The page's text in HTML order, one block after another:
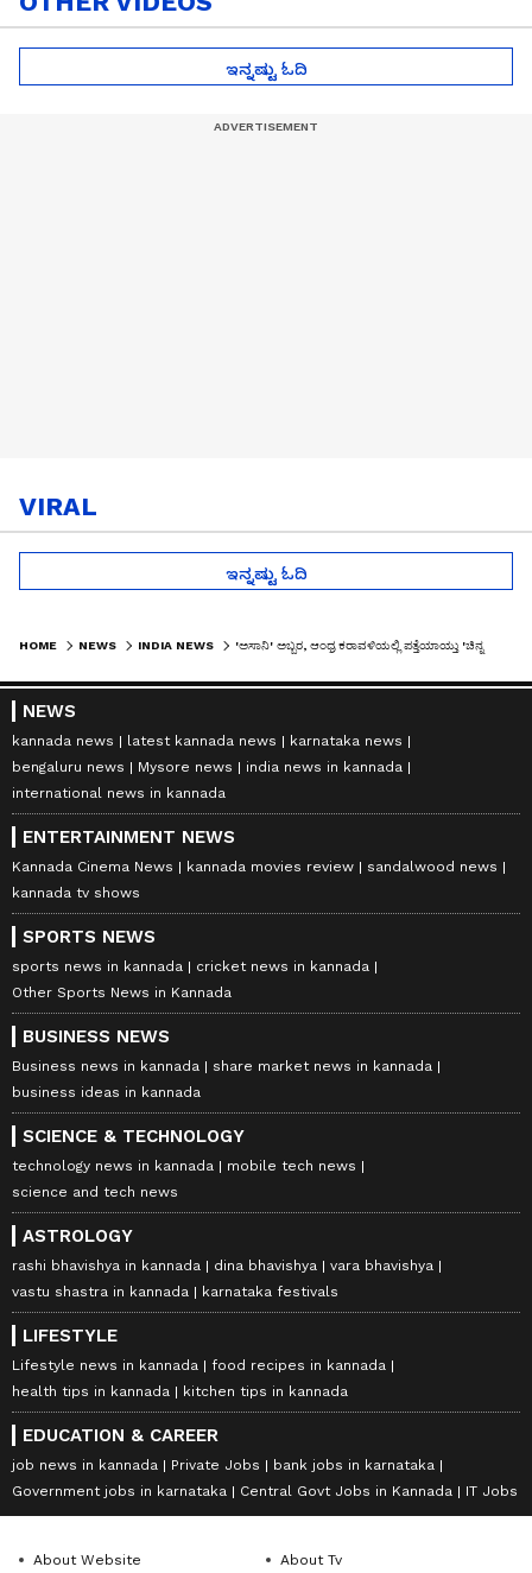
ಇನ್ನಷ್ಟು ಓದಿ
VIRAL
ಇನ್ನಷ್ಟು ಓದಿ
HOME NEWS INDIA NEWS
NEWS
kannada news latest kannada news
karnataka news
bengaluru news
Mysore news
india news in kannada
international news in kannada
ENTERTAINMENT NEWS
Kannada Cinema News kannada movies review
sandalwood news
kannada tv shows
SPORTS NEWS
sports news in kannada
cricket news in kannada
Other Sports News in Kannada
BUSINESS NEWS
Business news in kannada
share market news in kannada
business ideas in kannada
SCIENCE & TECHNOLOGY
technology news in kannada
mobile tech news
science and tech news
ASTROLOGY
rashi bhavishya in kannada dina bhavishya
vara bhavishya
vastu shastra in kannada
karnataka festivals
LIFESTYLE
Lifestyle news in kannada
food recipes in kannada
health tips in kannada
kitchen tips in kannada
EDUCATION & CAREER
job news in kannada Private Jobs
bank jobs in karnataka
Government jobs in karnataka
Central Govt Jobs in Kannada IT Jobs
About Website About Tv